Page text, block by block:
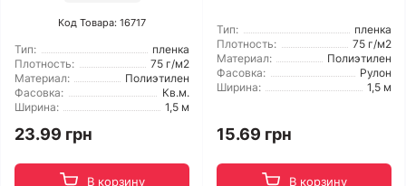
Код Товара: 16717
Тип:
пленка
Плотность:
75 г/м2
Материал:
Полиэтилен
Фасовка:
Кв.м.
Ширина:
1,5 м
23.99 грн
В корзину
Тип:
пленка
Плотность:
75 г/м2
Материал:
Полиэтилен
Фасовка:
Рулон
Ширина:
1,5 м
15.69 грн
В корзину